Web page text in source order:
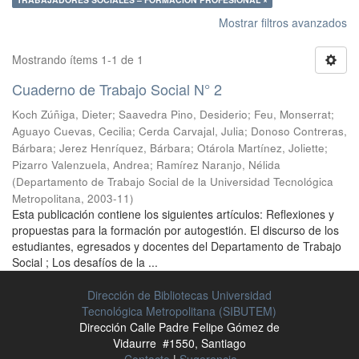
Mostrar filtros avanzados
Mostrando ítems 1-1 de 1
Cuaderno de Trabajo Social N° 2
Koch Zúñiga, Dieter; Saavedra Pino, Desiderio; Feu, Monserrat;
Aguayo Cuevas, Cecilia; Cerda Carvajal, Julia; Donoso Contreras,
Bárbara; Jerez Henríquez, Bárbara; Otárola Martínez, Joliette;
Pizarro Valenzuela, Andrea; Ramírez Naranjo, Nélida
(Departamento de Trabajo Social de la Universidad Tecnológica
Metropolitana, 2003-11)
Esta publicación contiene los siguientes artículos: Reflexiones y
propuestas para la formación por autogestión. El discurso de los
estudiantes, egresados y docentes del Departamento de Trabajo
Social ; Los desafíos de la ...
Dirección de Bibliotecas Universidad
Tecnológica Metropolitana (SIBUTEM)
Dirección Calle Padre Felipe Gómez de
Vidaurre #1550, Santiago